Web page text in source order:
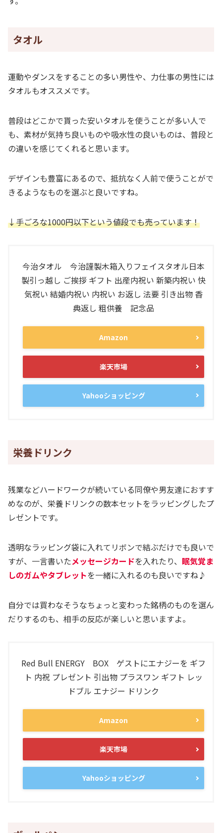
タオル
運動やダンスをすることの多い男性や、力仕事の男性には
タオルもオススメです。
普段はどこかで貰った安いタオルを使うことが多い人で
も、素材が気持ち良いものや吸水性の良いものは、普段と
の違いを感じてくれると思います。
デザインも豊富にあるので、抵抗なく人前で使うことがで
きるようなものを選ぶと良いですね。
↓手ごろな1000円以下という値段でも売っています！
今治タオル 今治謹製木箱入りフェイスタオル日本
製引っ越し ご挨拶 ギフト 出産内祝い 新築内祝い 快
気祝い 結婚内祝い 内祝い お返し 法要 引き出物 香
典返し 粗供養 記念品
Amazon
楽天市場
Yahooショッピング
栄養ドリンク
残業などハードワークが続いている同僚や男友達におすす
めなのが、栄養ドリンクの数本セットをラッピングしたプ
レゼントです。
透明なラッピング袋に入れてリボンで結ぶだけでも良いで
すが、一言書いたメッセージカードを入れたり、 眠気覚ま
しのガムやタブレットを一緒に入れるのも良いですね♪
自分では買わなそうなちょっと変わった銘柄のものを選ん
だりするのも、相手の反応が楽しいと思いますよ。
Red Bull ENERGY BOX ゲストにエナジーを ギフ
ト 内祝 プレゼント 引出物 プラスワン ギフト レッ
ドブル エナジー ドリンク
Amazon
楽天市場
Yahooショッピング